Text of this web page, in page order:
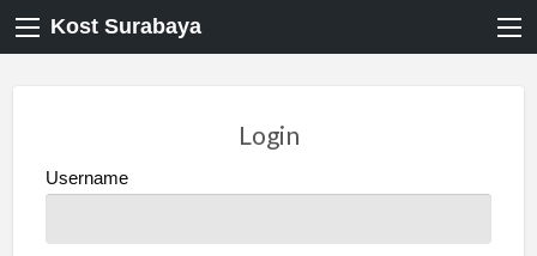
Kost Surabaya
Login
Username